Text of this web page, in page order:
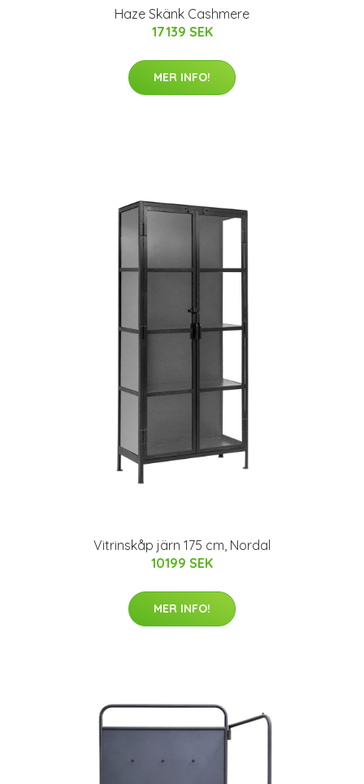
Haze Skänk Cashmere
17139 SEK
MER INFO!
Vitrinskåp järn 175 cm, Nordal
10199 SEK
MER INFO!